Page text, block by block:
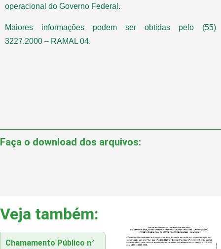
operacional do Governo Federal.
Maiores informações podem ser obtidas pelo (55)
3227.2000 – RAMAL 04.
Faça o download dos arquivos:
Veja também:
Chamamento Público n°